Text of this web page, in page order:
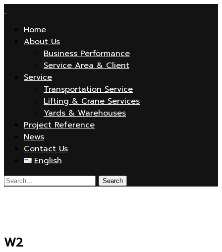
Home
About Us
Business Performance
Service Area & Client
Service
Transportation Service
Lifting & Crane Services
Yards & Warehouses
Project Reference
News
Contact Us
English
W2